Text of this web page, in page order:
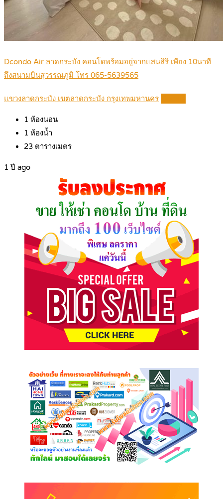
Dcondo Air ลาดกระบัง คอนโดพร้อมอยู่จากแสนสิริ เพียง 10นาที
ถึงสนามบินสุวรรณภูมิ โทร 065-5639565
แขวงลาดกระบัง เขตลาดกระบัง กรุงเทพมหานคร
1 ห้องนอน
1 ห้องน้ำ
23 ตารางเมตร
1 ปี ago